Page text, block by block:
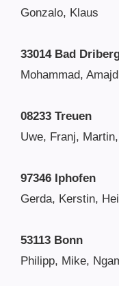
Gonzalo, Klaus
33014 Bad
Mohammad, Amajd
08233 Treuen
Uwe, Franj,
97346 Iphofen
Gerda, Kerstin,
53113 Bonn
Philipp, Mike,